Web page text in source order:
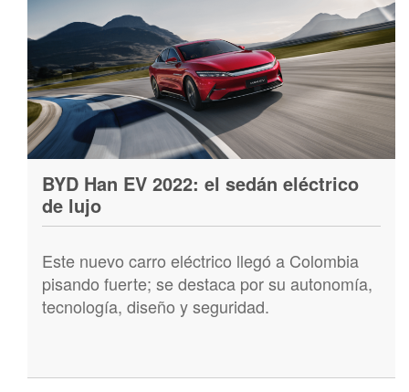
BYD Han EV 2022: el sedán eléctrico
de lujo
Este nuevo carro eléctrico llegó a Colombia
pisando fuerte; se destaca por su autonomía,
tecnología, diseño y seguridad.